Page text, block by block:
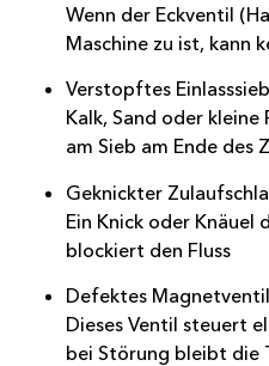
Wenn der Eckventil
Maschine zu ist, kann
Verstopftes Einlasssieb
Kalk, Sand oder kleine
am Sieb am Ende des
Geknickter
Ein Knick oder Knäuel
blockiert den Fluss
Defektes Magnetventil
Dieses Ventil steuert
bei Störung bleibt die